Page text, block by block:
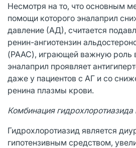
Несмотря на то, что основным
помощи которого эналаприл
давление (АД), считается
ренин-ангиотензин
(PAAC), играющей важную роль
эналаприл проявляет
даже у пациентов с АГ и со
ренина плазмы крови.
Комбинация гидрохлоротиазида
Гидрохлоротиазид является
гипотензивным средством,